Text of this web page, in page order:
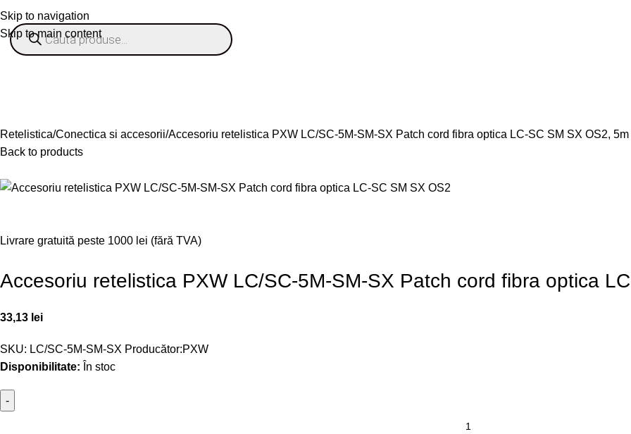
Skip to navigation
Skip to main content
Retelistica Conectica si accesorii Accesoriu retelistica PXW LC/SC-5M-SM-SX Patch cord fibra optica LC-SC SM SX OS2, 5m
Back to products
Livrare gratuită peste 1000 lei (fără TVA)
Accesoriu retelistica PXW LC/SC-5M-SM-SX Patch cord fibra optica
33,13 lei
SKU: LC/SC-5M-SM-SX Producător:PXW
Disponibilitate: În stoc